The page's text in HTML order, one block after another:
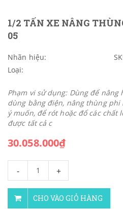
1/2 TẤN XE NÂNG
05
Nhãn hiệu:
Loại:
Phạm vi sử dụng: Dùng để
dùng bằng điện, nâng thùng phi
ý muốn, để rót hoặc đổ các chất
được tất cả c
30.058.000₫
- +
CHO VÀO GIỎ HÀNG